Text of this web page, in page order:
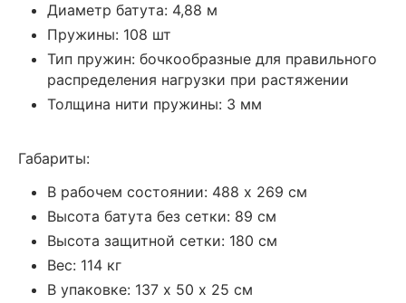
Диаметр батута: 4,88 м
Пружины: 108 шт
Тип пружин: бочкообразные для правильного
распределения нагрузки при растяжении
Толщина нити пружины: 3 мм
Габариты:
В рабочем состоянии: 488 х 269 см
Высота батута без сетки: 89 см
Высота защитной сетки: 180 см
Вес: 114 кг
В упаковке: 137 х 50 х 25 см